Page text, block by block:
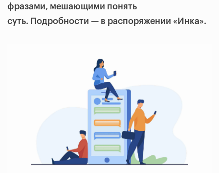
фразами, мешающими понять
суть. Подробности — в распоряжении «Инка».